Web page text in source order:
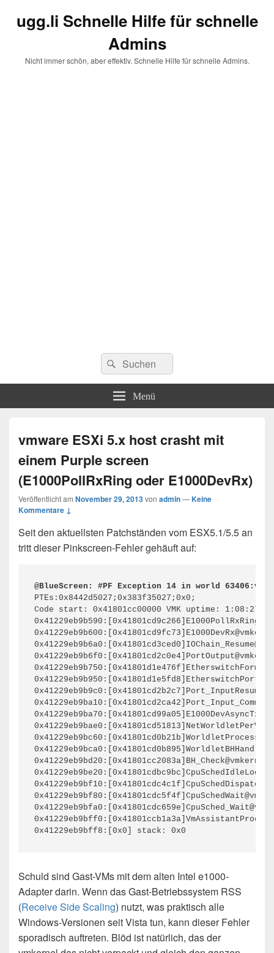
ugg.li Schnelle Hilfe für schnelle
Admins
Nicht immer schön, aber effektiv. Schnelle Hilfe für schnelle Admins.
Suchen
nach:
Suchen
Menü
vmware ESXi 5.x host crasht mit
einem Purple screen
(E1000PollRxRing oder E1000DevRx)
Veröffentlicht am November 29, 2013von admin—Keine
Kommentare ↓
Seit den aktuellsten Patchständen vom ESX5.1/5.5 an
tritt dieser Pinkscreen-Fehler gehäuft auf:
@BlueScreen: #PF Exception 14 in world
PTEs:0x8442d5027;0x383f35027;0x0;
Code start: 0x41801cc00000 VMK uptime:
0x41229eb9bff8:[0x0] stack: 0x0
Schuld sind Gast-VMs mit dem alten Intel e1000-
Adapter darin. Wenn das Gast-Betriebssystem RSS
(Receive Side Scaling) nutzt, was praktisch alle
Windows-Versionen seit Vista tun, kann dieser Fehler
sporadisch auftreten. Blöd ist natürlich, das der